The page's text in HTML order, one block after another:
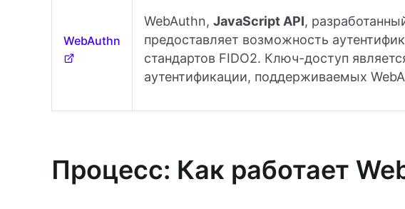
WebAuthn
WebAuthn, JavaScript API,
предоставляет возможность
стандартов FIDO2. Ключ-доступ
аутентификации, поддерживаемых
Процесс: Как работает